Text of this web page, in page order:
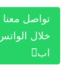
تواصل
خلال
اب